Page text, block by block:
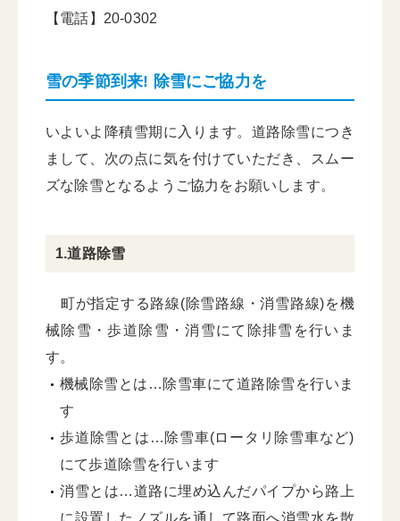
【電話】20-0302
雪の季節到来! 除雪にご協力を
いよいよ降積雪期に入ります。道路除雪につき
まして、次の点に気を付けていただき、スムー
ズな除雪となるようご協力をお願いします。
1.道路除雪
町が指定する路線(除雪路線・消雪路線)を機
械除雪・歩道除雪・消雪にて除排雪を行いま
す。
機械除雪とは…除雪車にて道路除雪を行いま
す
歩道除雪とは…除雪車(ロータリ除雪車など)
にて歩道除雪を行います
消雪とは…道路に埋め込んだパイプから路上
に設置したノズルを通して路面へ消雪水を散